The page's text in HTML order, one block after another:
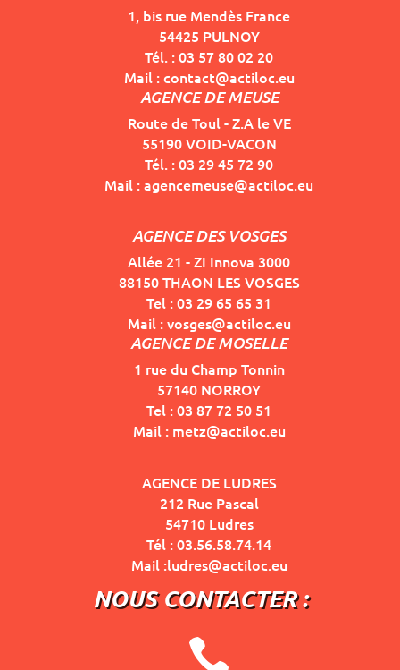
1, bis rue Mendès France
54425 PULNOY
Tél. : 03 57 80 02 20
Mail : contact@actiloc.eu
AGENCE DE MEUSE
Route de Toul - Z.A le VE
55190 VOID-VACON
Tél. : 03 29 45 72 90
Mail : agencemeuse@actiloc.eu
AGENCE DES VOSGES
Allée 21 - ZI Innova 3000
88150 THAON LES VOSGES
Tel : 03 29 65 65 31
Mail : vosges@actiloc.eu
AGENCE DE MOSELLE
1 rue du Champ Tonnin
57140 NORROY
Tel : 03 87 72 50 51
Mail : metz@actiloc.eu
AGENCE DE LUDRES
212 Rue Pascal
54710 Ludres
Tél : 03.56.58.74.14
Mail :ludres@actiloc.eu
NOUS CONTACTER :
